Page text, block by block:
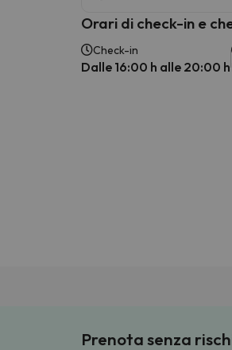
Orari di check-in e
Check-in
Dalle 16:00 h alle 20:00 h
Prenota senza